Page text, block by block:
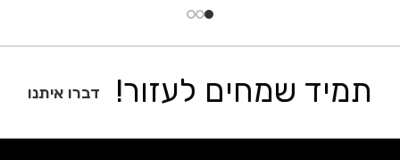
תמיד שמחים לעזור! דברו איתנו